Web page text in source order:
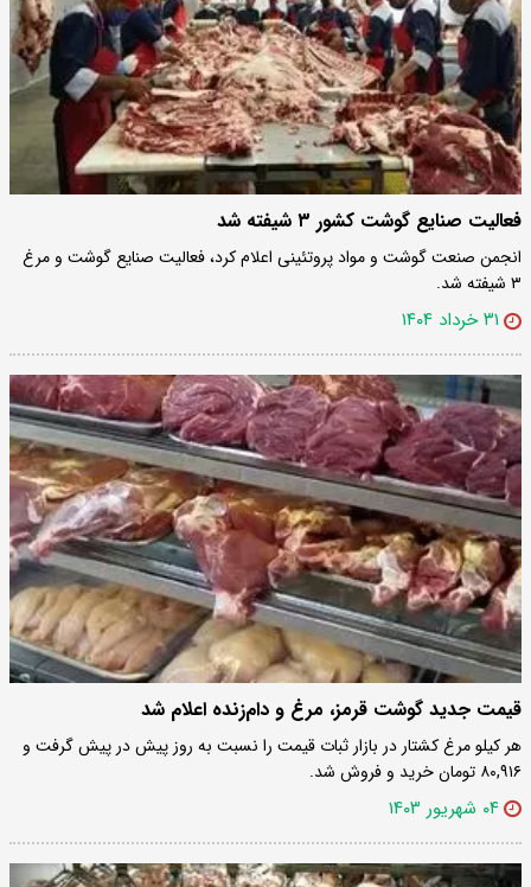
فعالیت صنایع گوشت کشور ۳ شیفته شد
انجمن صنعت گوشت و مواد پروتئینی اعلام کرد، فعالیت صنایع گوشت و مرغ
۳ شیفته شد.
۳۱ خرداد ۱۴۰۴
قیمت جدید گوشت قرمز، مرغ و دام‌زنده اعلام شد
هر کیلو مرغ کشتار در بازار ثبات قیمت را نسبت به روز پیش در پیش گرفت و
۸۰,۹۱۶ تومان خرید و فروش شد.
۰۴ شهریور ۱۴۰۳